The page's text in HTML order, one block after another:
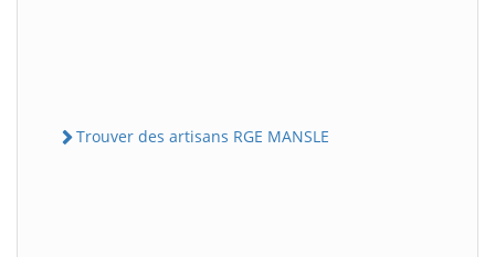
Trouver des artisans RGE MANSLE